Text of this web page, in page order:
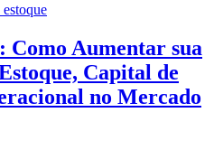
Como Aumentar sua
Capital de
no Mercado